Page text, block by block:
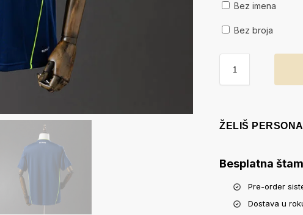
Bez imena
Bez broja
ŽELIŠ
Besplatna
Pre-order
Dostava u